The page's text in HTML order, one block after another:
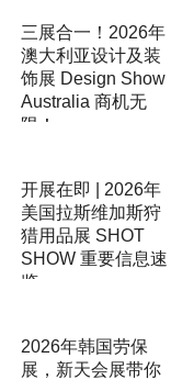
三展合一！2026年
澳大利亚设计及装
饰展 Design Show
Australia 商机无
限！
开展在即 | 2026年
美国拉斯维加斯狩
猎用品展 SHOT
SHOW 重要信息速
览
2026年韩国劳保
展，新天会展带你